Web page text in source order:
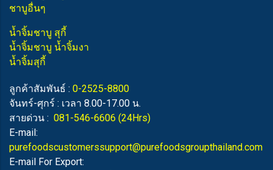
ชาบูอื่นๆ
น้ำจิ้มชาบู สุกี้
น้ำจิ้มชาบู น้ำจิ้มงา
น้ำจิ้มสุกี้
ลูกค้าสัมพันธ์ : 0-2525-8800
จันทร์-ศุกร์ : เวลา 8.00-17.00 น.
สายด่วน : 081-546-6606 (24Hrs)
E-mail:
purefoodscustomerssupport@purefoodsgroupthailand.com
E-mail For Export: